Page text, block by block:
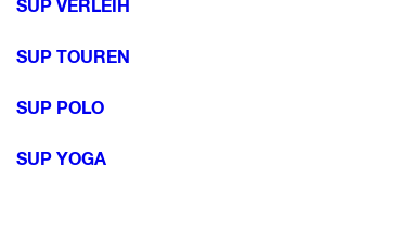
SUP VERLEIH
SUP TOUREN
SUP POLO
SUP YOGA